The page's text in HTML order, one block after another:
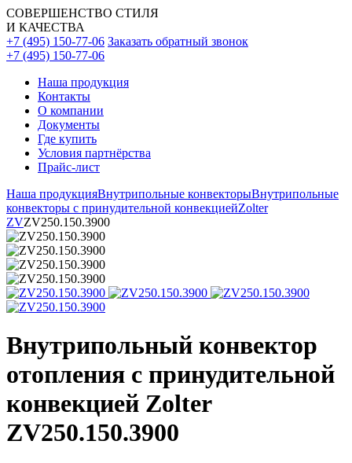
СОВЕРШЕНСТВО СТИЛЯ
И КАЧЕСТВА
+7 (495) 150-77-06 Заказать обратный звонок
+7 (495) 150-77-06
Наша продукция
Контакты
О компании
Документы
Где купить
Условия партнёрства
Прайс-лист
Наша продукцияВнутрипольные конвекторыВнутрипольные
конвекторы с принудительной конвекциейZolter
ZVZV250.150.3900
Внутрипольный конвектор
отопления с принудительной
конвекцией Zolter
ZV250.150.3900